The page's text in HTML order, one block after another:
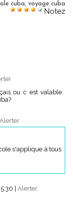
cuba, voyage cuba
Notez
ou c est valable
Alerter
s'applique à tous
| Alerter